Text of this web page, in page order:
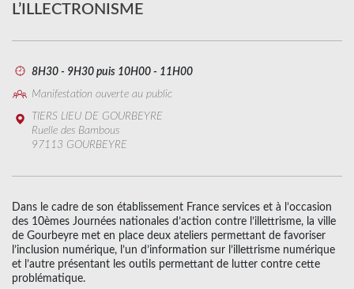
L’ILLECTRONISME
8H30 - 9H30 puis 10H00 - 11H00
Manifestation ouverte au public
TIERS LIEU DE GOURBEYRE
Ruelle des Bambous
97113 GOURBEYRE
Dans le cadre de son établissement France services et à l’occasion
des 10èmes Journées nationales d’action contre l’illettrisme, la ville
de Gourbeyre met en place deux ateliers permettant de favoriser
l’inclusion numérique, l’un d’information sur l’illettrisme numérique
et l’autre présentant les outils permettant de lutter contre cette
problématique.